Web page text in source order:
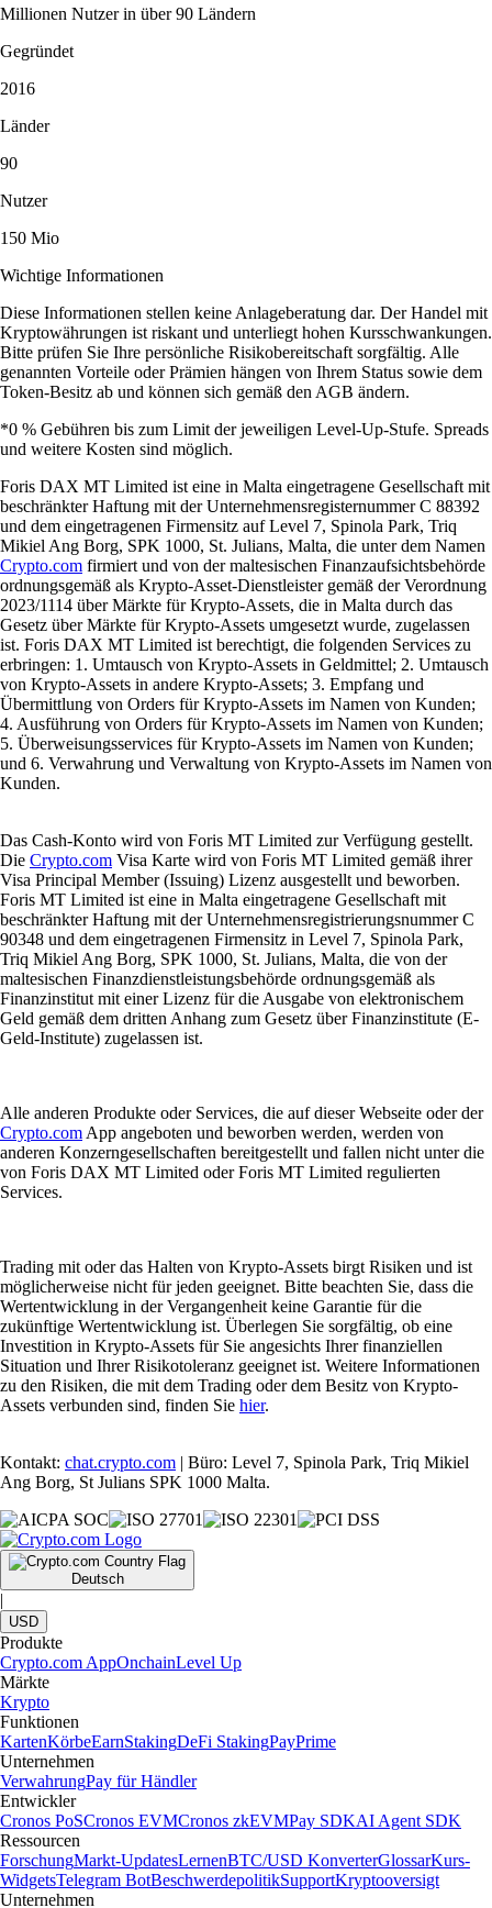
Millionen Nutzer in über 90 Ländern
Gegründet
2016
Länder
90
Nutzer
150 Mio
Wichtige Informationen
Diese Informationen stellen keine Anlageberatung dar. Der Handel mit
Kryptowährungen ist riskant und unterliegt hohen Kursschwankungen.
Bitte prüfen Sie Ihre persönliche Risikobereitschaft sorgfältig. Alle
genannten Vorteile oder Prämien hängen von Ihrem Status sowie dem
Token-Besitz ab und können sich gemäß den AGB ändern.
*0 % Gebühren bis zum Limit der jeweiligen Level-Up-Stufe. Spreads
und weitere Kosten sind möglich.
Foris DAX MT Limited ist eine in Malta eingetragene Gesellschaft mit
beschränkter Haftung mit der Unternehmensregisternummer C 88392
und dem eingetragenen Firmensitz auf Level 7, Spinola Park, Triq
Mikiel Ang Borg, SPK 1000, St. Julians, Malta, die unter dem Namen
Crypto.com firmiert und von der maltesischen Finanzaufsichtsbehörde
ordnungsgemäß als Krypto-Asset-Dienstleister gemäß der Verordnung
2023/1114 über Märkte für Krypto-Assets, die in Malta durch das
Gesetz über Märkte für Krypto-Assets umgesetzt wurde, zugelassen
ist. Foris DAX MT Limited ist berechtigt, die folgenden Services zu
erbringen: 1. Umtausch von Krypto-Assets in Geldmittel; 2. Umtausch
von Krypto-Assets in andere Krypto-Assets; 3. Empfang und
Übermittlung von Orders für Krypto-Assets im Namen von Kunden;
4. Ausführung von Orders für Krypto-Assets im Namen von Kunden;
5. Überweisungsservices für Krypto-Assets im Namen von Kunden;
und 6. Verwahrung und Verwaltung von Krypto-Assets im Namen von
Kunden.
Das Cash-Konto wird von Foris MT Limited zur Verfügung gestellt.
Die Crypto.com Visa Karte wird von Foris MT Limited gemäß ihrer
Visa Principal Member (Issuing) Lizenz ausgestellt und beworben.
Foris MT Limited ist eine in Malta eingetragene Gesellschaft mit
beschränkter Haftung mit der Unternehmensregistrierungsnummer C
90348 und dem eingetragenen Firmensitz in Level 7, Spinola Park,
Triq Mikiel Ang Borg, SPK 1000, St. Julians, Malta, die von der
maltesischen Finanzdienstleistungsbehörde ordnungsgemäß als
Finanzinstitut mit einer Lizenz für die Ausgabe von elektronischem
Geld gemäß dem dritten Anhang zum Gesetz über Finanzinstitute (E-
Geld-Institute) zugelassen ist.
Alle anderen Produkte oder Services, die auf dieser Webseite oder der
Crypto.com App angeboten und beworben werden, werden von
anderen Konzerngesellschaften bereitgestellt und fallen nicht unter die
von Foris DAX MT Limited oder Foris MT Limited regulierten
Services.
Trading mit oder das Halten von Krypto-Assets birgt Risiken und ist
möglicherweise nicht für jeden geeignet. Bitte beachten Sie, dass die
Wertentwicklung in der Vergangenheit keine Garantie für die
zukünftige Wertentwicklung ist. Überlegen Sie sorgfältig, ob eine
Investition in Krypto-Assets für Sie angesichts Ihrer finanziellen
Situation und Ihrer Risikotoleranz geeignet ist. Weitere Informationen
zu den Risiken, die mit dem Trading oder dem Besitz von Krypto-
Assets verbunden sind, finden Sie hier.
Kontakt: chat.crypto.com | Büro: Level 7, Spinola Park, Triq Mikiel
Ang Borg, St Julians SPK 1000 Malta.
Deutsch
|
USD
Produkte
Crypto.com AppOnchainLevel Up
Märkte
Krypto
Funktionen
KartenKörbeEarnStakingDeFi StakingPayPrime
Unternehmen
VerwahrungPay für Händler
Entwickler
Cronos PoSCronos EVMCronos zkEVMPay SDKAI Agent SDK
Ressourcen
ForschungMarkt-UpdatesLernenBTC/USD KonverterGlossarKurs-
WidgetsTelegram BotBeschwerdepolitikSupportKryptooversigt
Unternehmen